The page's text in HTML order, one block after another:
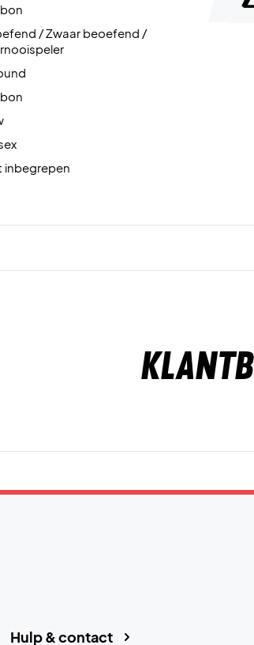
/ Zwaar beoefend /
inbegrepen
Hulp & contact